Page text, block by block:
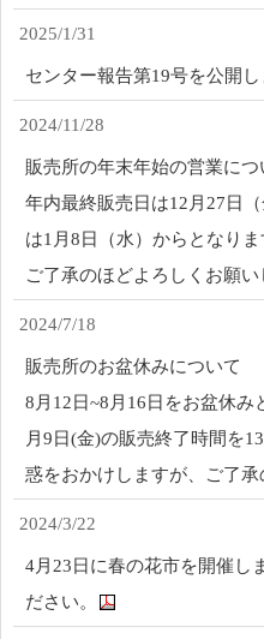
2025/1/31
センター報告第19号を公開
2024/11/28
販売所の年末年始の営業につ
年内最終販売日は12月27日
は1月8日（水）からとなり
ご了承のほどよろしくお願い
2024/7/18
販売所のお盆休みについて
8月12日~8月16日をお盆休み
月9日(金)の販売終了時間を
惑をおかけしますが、ご了承
2024/3/22
4月23日に春の花市を開催し
ださい。